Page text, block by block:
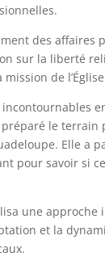
des affaires
sur la liberté
de
le terrain
Elle a
pour savoir si
une approche
et la